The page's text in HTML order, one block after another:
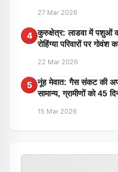
27 Mar 2026
4 कुरुक्षेत्र: लाडवा में पशुओं
रोहिंग्या परिवारों पर
22 Mar 2026
5 नूंह मेवात: गैस संकट की
सामान्य, ग्रामीणों को 45
15 Mar 2026